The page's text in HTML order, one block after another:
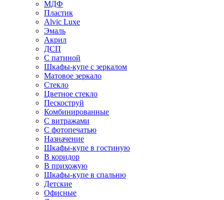
МДФ
Пластик
Alvic Luxe
Эмаль
Акрил
ДСП
С патиной
Шкафы-купе с зеркалом
Матовое зеркало
Стекло
Цветное стекло
Пескоструй
Комбинированные
С витражами
С фотопечатью
Назначение
Шкафы-купе в гостиную
В коридор
В прихожую
Шкафы-купе в спальню
Детские
Офисные